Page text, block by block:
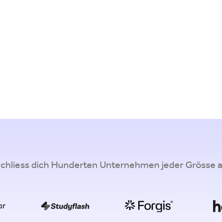
dich Hunderten Unternehmen jeder Grösse